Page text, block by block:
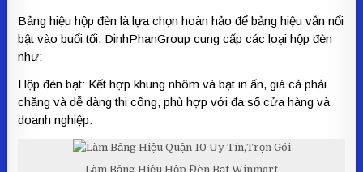
Bảng hiệu hộp đèn là lựa chọn hoàn hảo để bảng hiệu vẫn nổi
bật vào buổi tối. DinhPhanGroup cung cấp các loại hộp đèn
như:
Hộp đèn bạt: Kết hợp khung nhôm và bạt in ấn, giá cả phải
chăng và dễ dàng thi công, phù hợp với đa số cửa hàng và
doanh nghiệp.
Làm Bảng Hiệu Hộp Đèn Bạt Winmart